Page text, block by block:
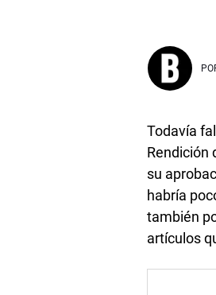
Todavía
Rendición
su
habría
también
artículos